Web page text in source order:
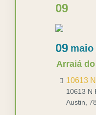
09
09 maio
Arraiá
10613
10613 N
Austin